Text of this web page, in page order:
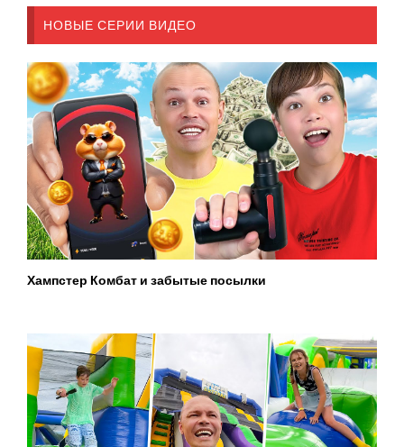
НОВЫЕ СЕРИИ ВИДЕО
Хампстер Комбат и забытые посылки